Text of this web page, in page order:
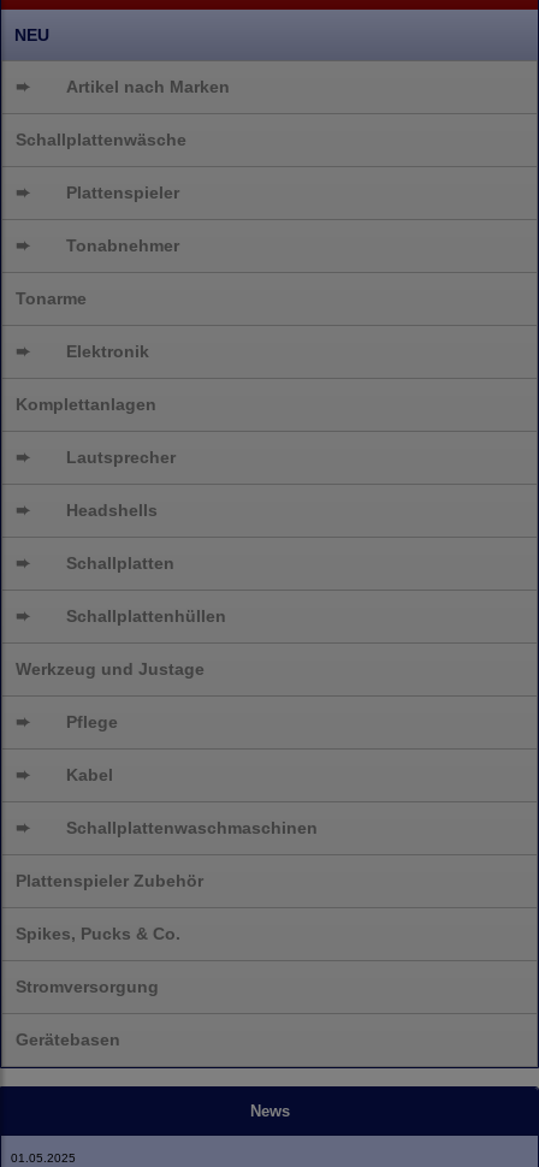
NEU
➨ Artikel nach Marken
Schallplattenwäsche
➨ Plattenspieler
➨ Tonabnehmer
Tonarme
➨ Elektronik
Komplettanlagen
➨ Lautsprecher
➨ Headshells
➨ Schallplatten
➨ Schallplattenhüllen
Werkzeug und Justage
➨ Pflege
➨ Kabel
➨ Schallplattenwaschmaschinen
Plattenspieler Zubehör
Spikes, Pucks & Co.
Stromversorgung
Gerätebasen
News
01.05.2025